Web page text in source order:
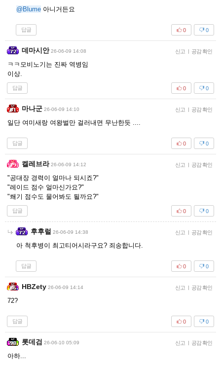
@Blume 아니거든요
답글 0
0
데마시안 26-06-09 14:08 신고 공감 확인
ㅋㅋ모비노기는 진짜 역병임
이상.
답글 0
0
마나군 26-06-09 14:10 신고 공감 확인
일단 여미새랑 여왕벌만 걸러내면 무난한듯 ....
답글 0
0
켈레브라 26-06-09 14:12 신고 공감 확인
"공대장 경력이 얼마나 되시죠?"
"레이드 점수 얼마신가요?"
"쐐기 점수도 물어봐도 될까요?"
답글 0
0
후후럴 26-06-09 14:38 신고 공감 확인
아 척후병이 최고티어시라구요? 죄송합니다.
답글 0
0
HBZety 26-06-09 14:14 신고 공감 확인
72?
답글 0
0
롯데검 26-06-10 05:09 신고 공감 확인
아하...